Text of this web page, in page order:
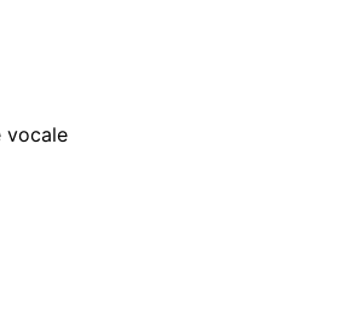
vocale